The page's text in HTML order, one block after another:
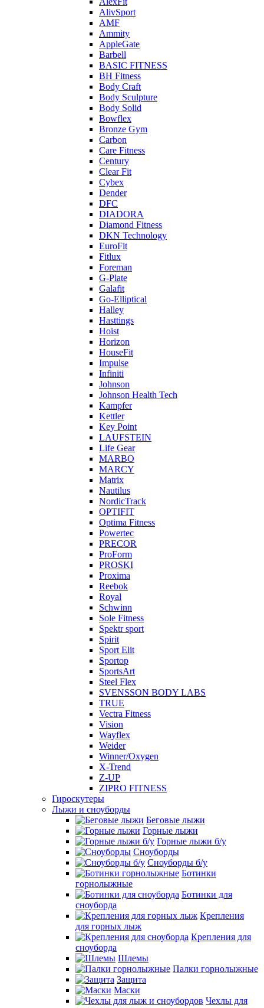
AlivSport
AMF
Ammity
AppleGate
Barbell
BASIC FITNESS
BH Fitness
Body Craft
Body Sculpture
Body Solid
Bowflex
Bronze Gym
Carbon
Care Fitness
Century
Clear Fit
Cybex
Dender
DFC
DIADORA
Diamond Fitness
DKN Technology
EuroFit
Fitlux
Foreman
G-Plate
Galafit
Go-Elliptical
Halley
Hasttings
Hoist
Horizon
HouseFit
Impulse
Infiniti
Johnson
Johnson Health Tech
Kampfer
Kettler
Key Point
LAUFSTEIN
Life Gear
MARBO
MARCY
Matrix
Nautilus
NordicTrack
OPTIFIT
Optima Fitness
Powertec
PRECOR
ProForm
PROSKI
Proxima
Reebok
Royal
Schwinn
Sole Fitness
Spektr sport
Spirit
Sport Elit
Sportop
SportsArt
Steel Flex
SVENSSON BODY LABS
TRUE
Vectra Fitness
Vision
Wayflex
Weider
Winner/Oxygen
X-Trend
Z-UP
ZIPRO FITNESS
Гироскутеры
Лыжи и сноуборды
Беговые лыжи
Горные лыжи
Горные лыжи б/у
Сноуборды
Сноуборды б/у
Ботинки
горнолыжные
Ботинки для
сноуборда
Крепления
для горных лыж
Крепления для
сноуборда
Шлемы
Палки горнолыжные
Защита
Маски
Чехлы для